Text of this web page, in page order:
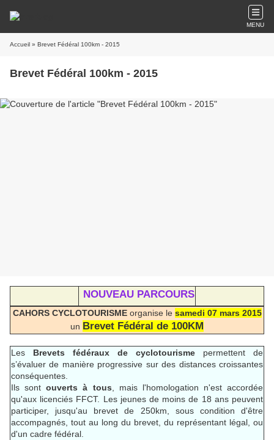
MENU
Accueil » Brevet Fédéral 100km - 2015
Brevet Fédéral 100km - 2015
NOUVEAU PARCOURS
CAHORS CYCLOTOURISMEorganise le samedi 07 mars 2015
un Brevet Fédéral de 100KM
Les Brevets fédéraux de cyclotourisme permettent de
s’évaluer de manière progressive sur des distances croissantes
conséquentes.
Ils sontouverts à tous , mais l'homologation n'est accordée
qu'aux licenciés FFCT. Les jeunes de moins de 18 ans peuvent
participer, jusqu'au brevet de 250km, sous condition d'être
accompagnés, tout au long du brevet, du représentant légal, ou
d'un cadre fédéral.